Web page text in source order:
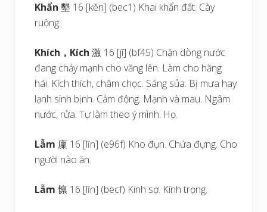
Khẩn墾 16 [kěn] (bec1) Khai khẩn đất. Cày
ruộng.
Khích ， Kích激 16 [jī] (bf45) Chận dòng nước
đang chảy mạnh cho văng lên. Làm cho hăng
hái. Kích thích, châm chọc. Sáng sủa. Bị mưa hay
lạnh sinh bịnh. Cảm động. Mạnh và mau. Ngâm
nước, rửa. Tự làm theo ý mình. Họ.
Lẫm 廩 16 [lĭn] (e96f) Kho đụn. Chứa đựng. Cho
người nào ăn.
Lẫm懔 16 [lĭn] (becf) Kinh sợ. Kính trọng.